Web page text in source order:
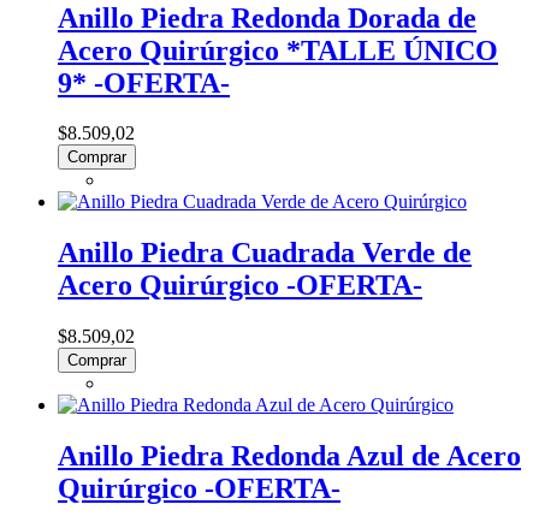
Anillo Piedra Redonda Dorada de
Acero Quirúrgico *TALLE ÚNICO
9* -OFERTA-
$8.509,02
Comprar
Anillo Piedra Cuadrada Verde de
Acero Quirúrgico -OFERTA-
$8.509,02
Comprar
Anillo Piedra Redonda Azul de Acero
Quirúrgico -OFERTA-